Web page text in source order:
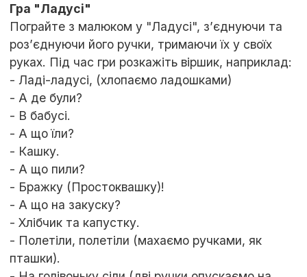
Гра "Ладусі"
Пограйте з малюком у "Ладусі", з’єднуючи та
роз’єднуючи його ручки, тримаючи їх у своїх
руках. Під час гри розкажіть віршик, наприклад:
- Ладі-ладусі, (хлопаємо ладошками)
- А де були?
- В бабусі.
- А що їли?
- Кашку.
- А що пили?
- Бражку (Простоквашку)!
- А що на закуску?
- Хлібчик та капустку.
- Полетіли, полетіли (махаємо ручками, як
пташки).